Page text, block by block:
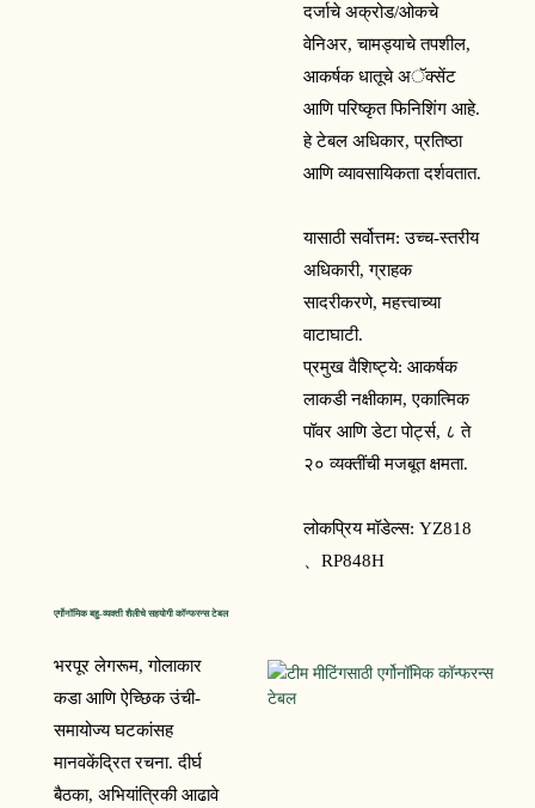
दर्जाचे अक्रोड/ओकचे
वेनिअर, चामड्याचे तपशील,
आकर्षक धातूचे अॅक्सेंट
आणि परिष्कृत फिनिशिंग आहे.
हे टेबल अधिकार, प्रतिष्ठा
आणि व्यावसायिकता दर्शवतात.
यासाठी सर्वोत्तम: उच्च-स्तरीय
अधिकारी, ग्राहक
सादरीकरणे, महत्त्वाच्या
वाटाघाटी.
प्रमुख वैशिष्ट्ये: आकर्षक
लाकडी नक्षीकाम, एकात्मिक
पॉवर आणि डेटा पोर्ट्स, ८ ते
२० व्यक्तींची मजबूत क्षमता.
लोकप्रिय मॉडेल्स: YZ818
、 RP848H
एर्गोनॉमिक बहु-व्यक्ती शैलीचे सहयोगी कॉन्फरन्स टेबल
भरपूर लेगरूम, गोलाकार
कडा आणि ऐच्छिक उंची-
समायोज्य घटकांसह
मानवकेंद्रित रचना. दीर्घ
बैठका, अभियांत्रिकी आढावे